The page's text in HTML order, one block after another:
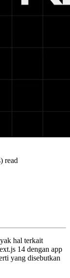
read
hal terkait
14 dengan app
yang disebutkan